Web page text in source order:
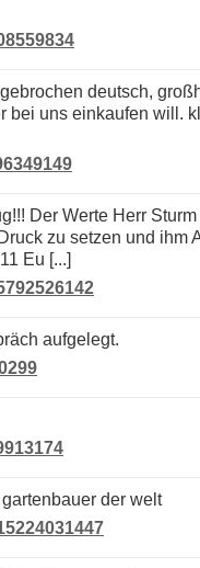
bei uns einkaufen will.
zu setzen und ihm
Eu [...]
aufgelegt.
gartenbauer der welt